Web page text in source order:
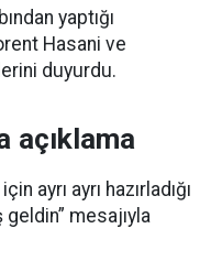
yaptığı
Hasani ve
duyurdu.
açıklama
ayrı ayrı hazırladığı
geldin” mesajıyla